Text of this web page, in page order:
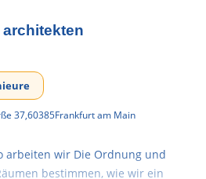
37,60385Frankfurt am Main
arbeiten wir Die Ordnung und
bestimmen, wie wir ein